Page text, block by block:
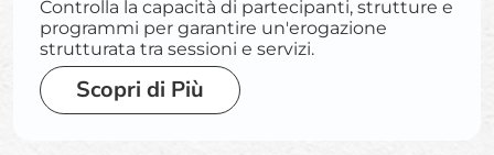
Controlla la capacità di partecipanti, strutture e
programmi per garantire un'erogazione
strutturata tra sessioni e servizi.
Scopri di Più